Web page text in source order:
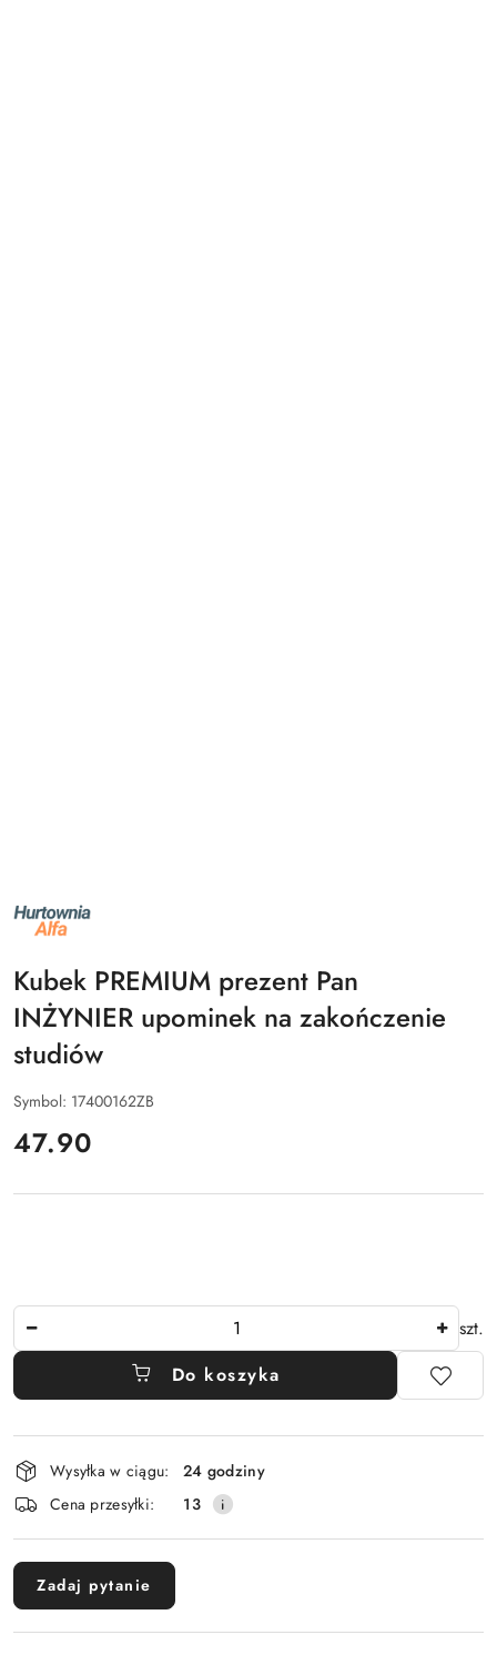
NAZWA
PRODUCENTA:
ALFA
Kubek PREMIUM prezent Pan
INŻYNIER upominek na zakończenie
studiów
Symbol: 17400162ZB
cena:
47.90
szt.
Do koszyka
Dostępność
i
dostawa
Wysyłka w ciągu:
24 godziny
Cena przesyłki:
13
Zadaj pytanie